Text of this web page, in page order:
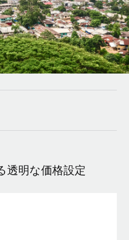
にシームレスに統合する
本機能を内蔵
あらゆるAIツールをRemoteに接続
を活用して業務プロセスを効率化す
ク
ンプルに
ソリューションでチームを拡大する
HR
ートナー
柔軟に自社プラットフォームへ統合
リリース予定
プレート
る
透明な価格設定